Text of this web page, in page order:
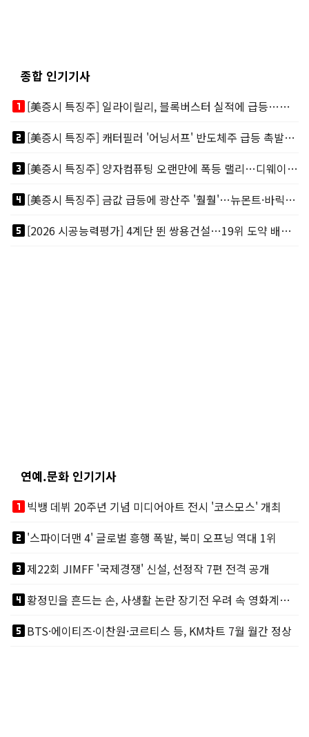
종합 인기기사
looks_one
[美증시 특징주] 일라이릴리, 블록버스터 실적에 급등…마운자로 매출 폭발
looks_two
[美증시 특징주] 캐터필러 '어닝서프' 반도체주 급등 촉발…"AI 데이터센터 건설 강력"
looks_3
[美증시 특징주] 양자컴퓨팅 오랜만에 폭등 랠리…디웨이브·아이온큐 주도
looks_4
[美증시 특징주] 금값 급등에 광산주 '훨훨'…뉴몬트·바릭마이닝 주도
looks_5
[2026 시공능력평가] 4계단 뛴 쌍용건설…19위 도약 배경엔 ‘재무체력’
연예.문화 인기기사
looks_one빅뱅 데뷔 20주년 기념 미디어아트 전시 '코스모스' 개최
looks_two'스파이더맨 4' 글로벌 흥행 폭발, 북미 오프닝 역대 1위
looks_3제22회 JIMFF '국제경쟁' 신설, 선정작 7편 전격 공개
looks_4
황정민을 흔드는 손, 사생활 논란 장기전 우려 속 영화계도 리스크
looks_5BTS·에이티즈·이찬원·코르티스 등, KM차트 7월 월간 정상